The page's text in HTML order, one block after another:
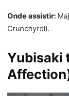
Onde assistir:
Crunchyroll.
Yubisaki